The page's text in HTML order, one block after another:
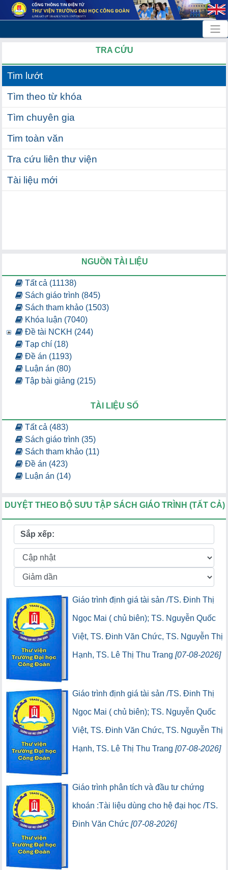
TRA CỨU
Tim lướt
Tìm theo từ khóa
Tìm chuyên gia
Tim toàn văn
Tra cứu liên thư viện
Tài liệu mới
NGUỒN TÀI LIỆU
Tất cả (11138)
Sách giáo trình (845)
Sách tham khảo (1503)
Khóa luận (7040)
Đề tài NCKH (244)
Tạp chí (18)
Đề án (1193)
Luận án (80)
Tập bài giảng (215)
TÀI LIỆU SỐ
Tất cả (483)
Sách giáo trình (35)
Sách tham khảo (11)
Đề án (423)
Luận án (14)
DUYỆT THEO BỘ SƯU TẬP SÁCH GIÁO TRÌNH (TẤT CẢ)
Sắp xếp:
Giáo trình định giá tài sản /TS. Đinh Thị
Ngọc Mai ( chủ biên); TS. Nguyễn Quốc
Việt, TS. Đinh Văn Chức, TS. Nguyễn Thị
Hạnh, TS. Lê Thị Thu Trang [07-08-2026]
(5) (Lượt lưu thông:0) (0) (Lượt truy cập:0)
Giáo trình định giá tài sản /TS. Đinh Thị
Ngọc Mai ( chủ biên); TS. Nguyễn Quốc
Việt, TS. Đinh Văn Chức, TS. Nguyễn Thị
Hạnh, TS. Lê Thị Thu Trang [07-08-2026]
(95) (Lượt lưu thông:0) (0) (Lượt truy cập:0)
Giáo trình phân tích và đầu tư chứng
khoán :Tài liệu dùng cho hệ đại học /TS.
Đinh Văn Chức [07-08-2026]